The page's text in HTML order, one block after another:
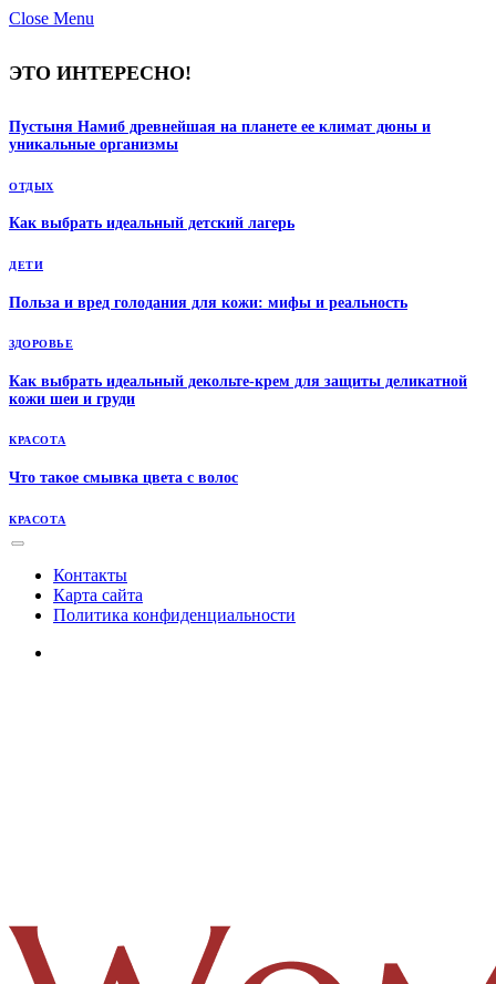
Close Menu
ЭТО ИНТЕРЕСНО!
Пустыня Намиб древнейшая на планете ее климат дюны и
уникальные организмы
ОТДЫХ
Как выбрать идеальный детский лагерь
ДЕТИ
Польза и вред голодания для кожи: мифы и реальность
ЗДОРОВЬЕ
Как выбрать идеальный декольте-крем для защиты деликатной
кожи шеи и груди
КРАСОТА
Что такое смывка цвета с волос
КРАСОТА
Контакты
Карта сайта
Политика конфиденциальности